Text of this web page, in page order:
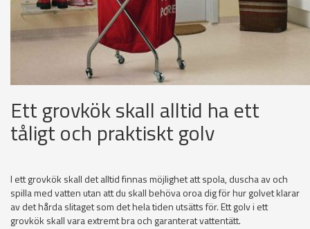
Ett grovkök skall alltid ha ett
tåligt och praktiskt golv
I ett grovkök skall det alltid finnas möjlighet att spola, duscha av och
spilla med vatten utan att du skall behöva oroa dig för hur golvet klarar
av det hårda slitaget som det hela tiden utsätts för. Ett golv i ett
grovkök skall vara extremt bra och garanterat vattentätt.